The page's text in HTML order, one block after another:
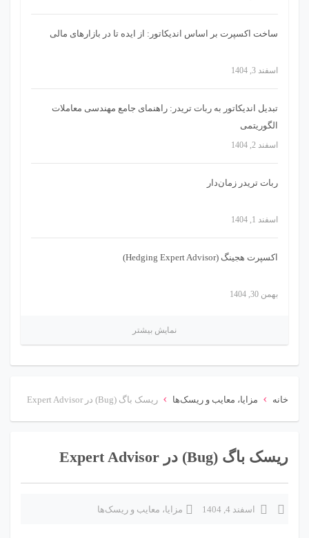
ساخت اکسپرت بر اساس اندیکاتور: از ایده تا در بازارهای مالی
اسفند 3, 1404
تبدیل اندیکاتور به ربات تریدر: راهنمای جامع مهندسی معاملات
الگوریتمی
اسفند 2, 1404
ربات تریدر زمان‌دار
اسفند 1, 1404
اکسپرت هجینگ (Hedging Expert Advisor)
بهمن 30, 1404
نمایش بیشتر
خانه › مزایا، معایب و ریسک‌ها › ریسک باگ (Bug) در Expert Advisor
ریسک باگ (Bug) در Expert Advisor
اسفند 4, 1404 مزایا، معایب و ریسک‌ها